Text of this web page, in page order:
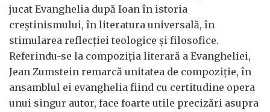
jucat Evanghelia după Ioan în istoria
creştinismului, în literatura universală, în
stimularea reflecţiei teologice şi filosofice.
Referindu-se la compoziţia literară a Evangheliei,
Jean Zumstein remarcă unitatea de compoziţie, în
ansamblul ei evanghelia fiind cu certitudine opera
unui singur autor, face foarte utile precizări asupra